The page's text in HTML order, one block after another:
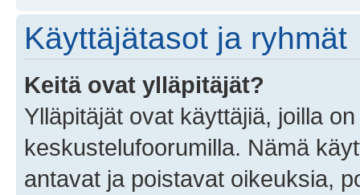
Käyttäjätasot ja ryhmät
Keitä ovat ylläpitäjät?
Ylläpitäjät ovat käyttäjiä, joilla
keskustelufoorumilla. Nämä
antavat ja poistavat oikeuksia,